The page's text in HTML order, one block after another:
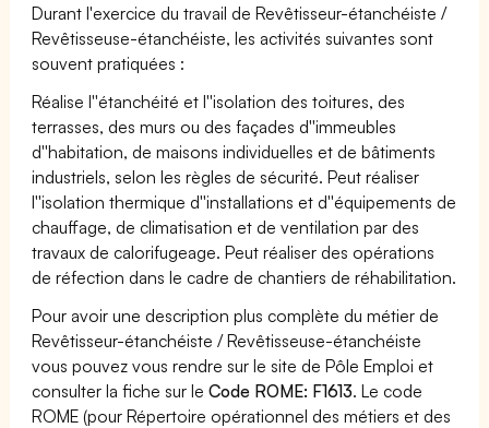
Durant l'exercice du travail de Revêtisseur-étanchéiste /
Revêtisseuse-étanchéiste, les activités suivantes sont
souvent pratiquées :
Réalise l''étanchéité et l''isolation des toitures, des
terrasses, des murs ou des façades d''immeubles
d''habitation, de maisons individuelles et de bâtiments
industriels, selon les règles de sécurité. Peut réaliser
l''isolation thermique d''installations et d''équipements de
chauffage, de climatisation et de ventilation par des
travaux de calorifugeage. Peut réaliser des opérations
de réfection dans le cadre de chantiers de réhabilitation.
Pour avoir une description plus complète du métier de
Revêtisseur-étanchéiste / Revêtisseuse-étanchéiste
vous pouvez vous rendre sur le site de Pôle Emploi et
consulter la fiche sur leCode ROME: F1613. Le code
ROME (pour Répertoire opérationnel des métiers et des